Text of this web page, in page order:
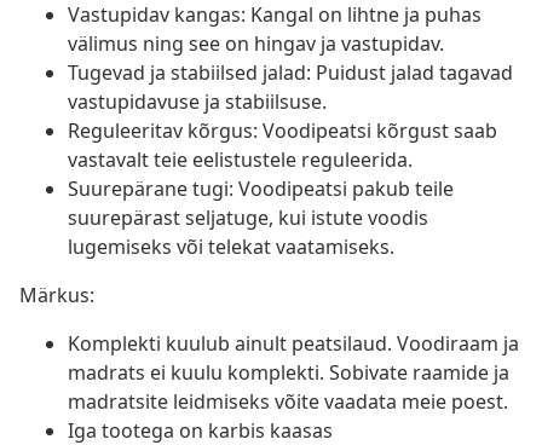
Vastupidav kangas: Kangal on lihtne ja puhas
välimus ning see on hingav ja vastupidav.
Tugevad ja stabiilsed jalad: Puidust jalad tagavad
vastupidavuse ja stabiilsuse.
Reguleeritav kõrgus: Voodipeatsi kõrgust saab
vastavalt teie eelistustele reguleerida.
Suurepärane tugi: Voodipeatsi pakub teile
suurepärast seljatuge, kui istute voodis
lugemiseks või telekat vaatamiseks.
Märkus:
Komplekti kuulub ainult peatsilaud. Voodiraam ja
madrats ei kuulu komplekti. Sobivate raamide ja
madratsite leidmiseks võite vaadata meie poest.
Iga tootega on karbis kaasas